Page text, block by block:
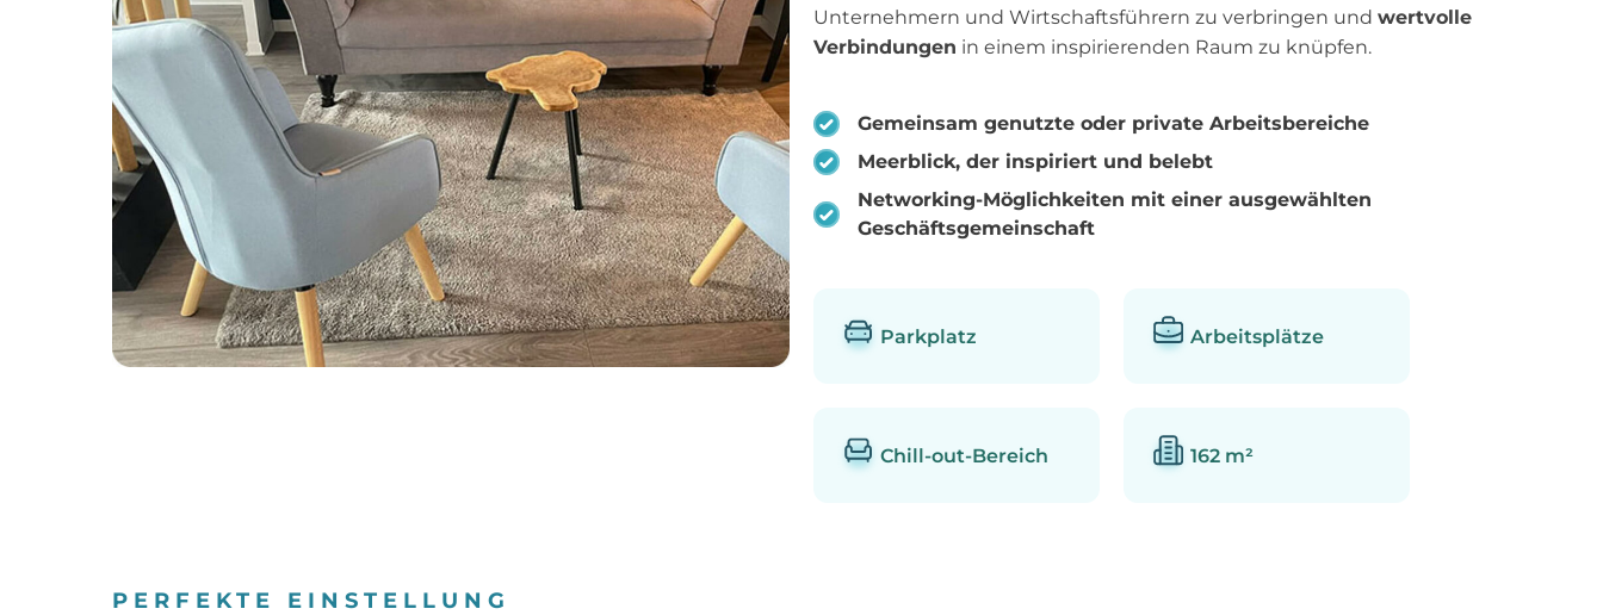
Unternehmern und Wirtschaftsführern zu verbringen und wertvolle
Verbindungen in einem inspirierenden Raum zu knüpfen.
Gemeinsam genutzte oder private Arbeitsbereiche
Meerblick, der inspiriert und belebt
Networking-Möglichkeiten mit einer ausgewählten
Geschäftsgemeinschaft
Parkplatz Arbeitsplätze
Chill-out-Bereich 162 m²
PERFEKTE EINSTELLUNG